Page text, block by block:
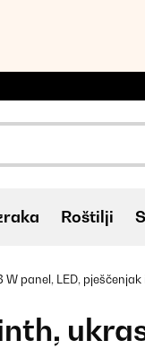
Roštilji
panel, LED, pješčenjak